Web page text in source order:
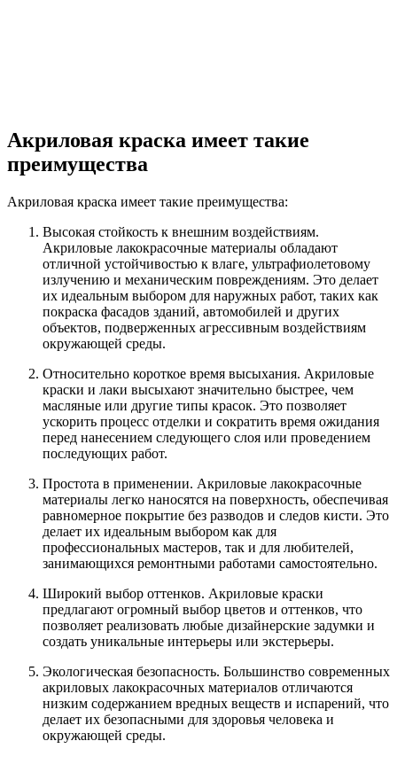
Акриловая краска имеет такие
преимущества
Акриловая краска имеет такие преимущества:
Высокая стойкость к внешним воздействиям.
Акриловые лакокрасочные материалы обладают
отличной устойчивостью к влаге, ультрафиолетовому
излучению и механическим повреждениям. Это делает
их идеальным выбором для наружных работ, таких как
покраска фасадов зданий, автомобилей и других
объектов, подверженных агрессивным воздействиям
окружающей среды.
Относительно короткое время высыхания. Акриловые
краски и лаки высыхают значительно быстрее, чем
масляные или другие типы красок. Это позволяет
ускорить процесс отделки и сократить время ожидания
перед нанесением следующего слоя или проведением
последующих работ.
Простота в применении. Акриловые лакокрасочные
материалы легко наносятся на поверхность, обеспечивая
равномерное покрытие без разводов и следов кисти. Это
делает их идеальным выбором как для
профессиональных мастеров, так и для любителей,
занимающихся ремонтными работами самостоятельно.
Широкий выбор оттенков. Акриловые краски
предлагают огромный выбор цветов и оттенков, что
позволяет реализовать любые дизайнерские задумки и
создать уникальные интерьеры или экстерьеры.
Экологическая безопасность. Большинство современных
акриловых лакокрасочных материалов отличаются
низким содержанием вредных веществ и испарений, что
делает их безопасными для здоровья человека и
окружающей среды.